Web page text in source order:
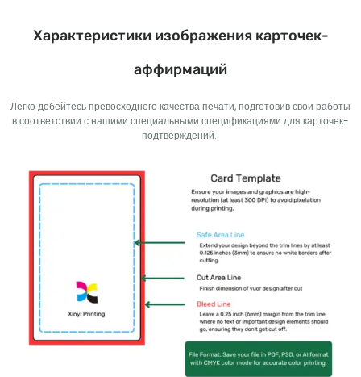
Характеристики изображения карточек-
аффирмаций
Легко добейтесь превосходного качества печати, подготовив свои работы
в соответствии с нашими специальными спецификациями для карточек-
подтверждений..